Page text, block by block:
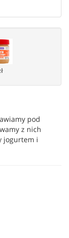
pod
z nich
jogurtem i